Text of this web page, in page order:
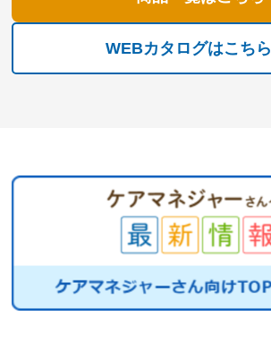
WEBカタログはこちら